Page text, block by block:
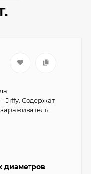
Jiffy. Содержат
диаметров